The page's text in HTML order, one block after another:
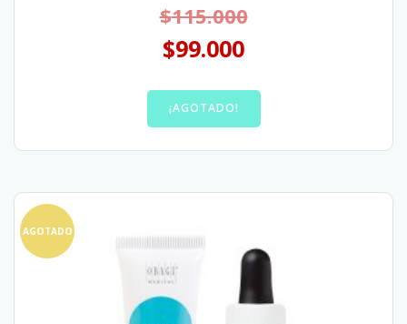
$115.000
$99.000
¡AGOTADO!
AGOTADO